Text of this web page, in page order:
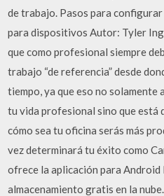
de trabajo. Pasos para
para dispositivos Autor: Tyler
que como profesional siempre
trabajo “de referencia” desde
tiempo, ya que eso no solamente
tu vida profesional sino que está
cómo sea tu oficina serás más
vez determinará tu éxito como
ofrece la aplicación para
almacenamiento gratis en la